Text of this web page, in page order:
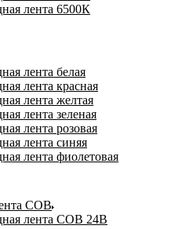
лента 6500К
лента белая
лента красная
лента желтая
лента зеленая
лента розовая
лента синяя
лента фиолетовая
COB
лента COB 24В